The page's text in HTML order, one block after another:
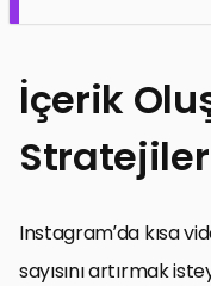
İçerik
Stratejiler
Instagram’da kısa
sayısını artırmak